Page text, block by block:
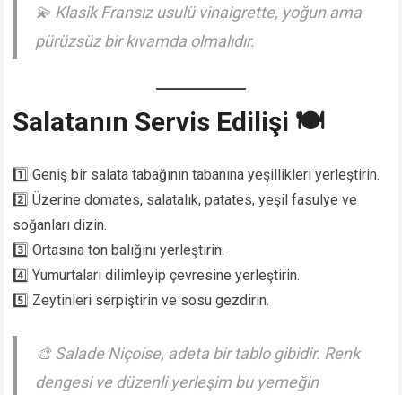
💫 Klasik Fransız usulü vinaigrette, yoğun ama
pürüzsüz bir kıvamda olmalıdır.
Salatanın Servis Edilişi 🍽️
1️⃣ Geniş bir salata tabağının tabanına yeşillikleri yerleştirin.
2️⃣ Üzerine domates, salatalık, patates, yeşil fasulye ve
soğanları dizin.
3️⃣ Ortasına ton balığını yerleştirin.
4️⃣ Yumurtaları dilimleyip çevresine yerleştirin.
5️⃣ Zeytinleri serpiştirin ve sosu gezdirin.
🎨 Salade Niçoise, adeta bir tablo gibidir. Renk
dengesi ve düzenli yerleşim bu yemeğin